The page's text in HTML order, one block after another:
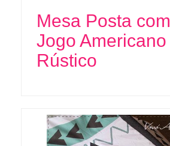
Mesa Posta com
Jogo Americano
Rústico